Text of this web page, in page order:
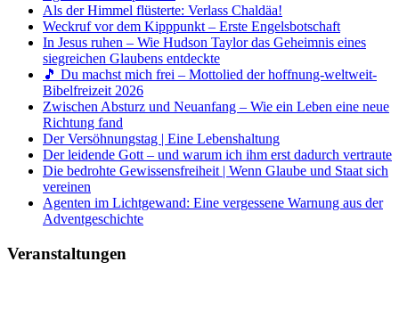
Als der Himmel flüsterte: Verlass Chaldäa!
Weckruf vor dem Kipppunkt – Erste Engelsbotschaft
In Jesus ruhen – Wie Hudson Taylor das Geheimnis eines
siegreichen Glaubens entdeckte
🎵 Du machst mich frei – Mottolied der hoffnung-weltweit-
Bibelfreizeit 2026
Zwischen Absturz und Neuanfang – Wie ein Leben eine neue
Richtung fand
Der Versöhnungstag | Eine Lebenshaltung
Der leidende Gott – und warum ich ihm erst dadurch vertraute
Die bedrohte Gewissensfreiheit | Wenn Glaube und Staat sich
vereinen
Agenten im Lichtgewand: Eine vergessene Warnung aus der
Adventgeschichte
Veranstaltungen